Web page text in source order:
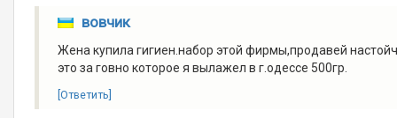
вовчик
Жена купила гигиен.набор этой фирмы,продавей
это за говно которое я вылажел в г.одессе 500гр.
[Ответить]